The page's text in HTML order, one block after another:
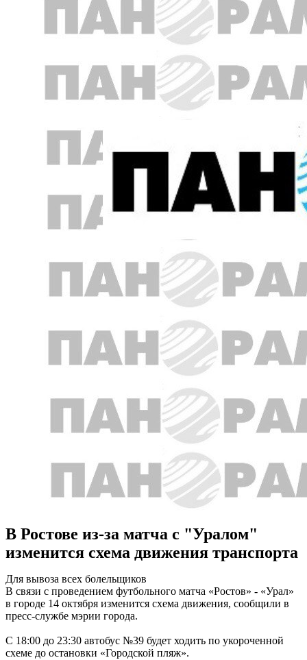
В Ростове из-за матча с "Уралом"
изменится схема движения транспорта
Для вывоза всех болельщиков
В связи с проведением футбольного матча «Ростов» - «Урал»
в городе 14 октября изменится схема движения, сообщили в
пресс-службе мэрии города.
С 18:00 до 23:30 автобус №39 будет ходить по укороченной
схеме до остановки «Городской пляж».